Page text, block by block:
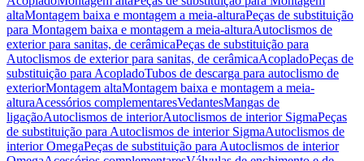
altaMontagem baixa e montagem a meia-alturaPeças de substituição
para Montagem baixa e montagem a meia-alturaAutoclismos de
exterior para sanitas, de cerâmicaPeças de substituição para
Autoclismos de exterior para sanitas, de cerâmicaAcopladoPeças de
substituição para AcopladoTubos de descarga para autoclismo de
exteriorMontagem altaMontagem baixa e montagem a meia-
alturaAcessórios complementaresVedantesMangas de
ligaçãoAutoclismos de interiorAutoclismos de interior SigmaPeças
de substituição para Autoclismos de interior SigmaAutoclismos de
interior OmegaPeças de substituição para Autoclismos de interior